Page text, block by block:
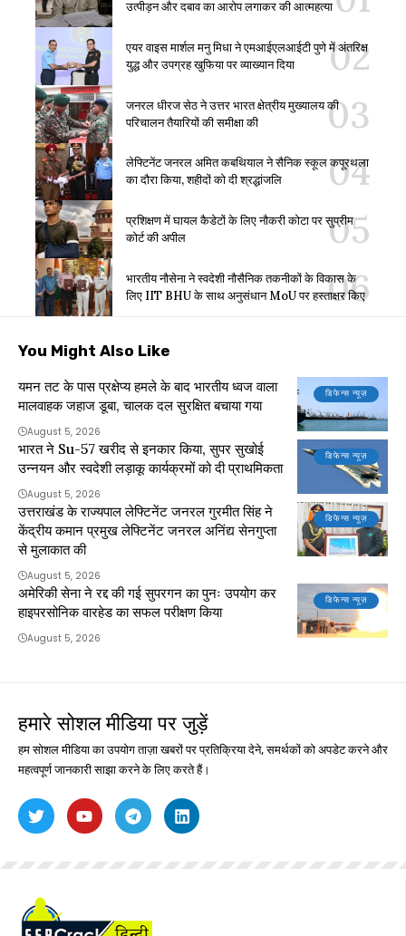
उत्पीड़न और दबाव का आरोप लगाकर की आत्महत्या
एयर वाइस मार्शल मनु मिधा ने एमआईएलआईटी पुणे में अंतरिक्ष
युद्ध और उपग्रह खुफिया पर व्याख्यान दिया
जनरल धीरज सेठ ने उत्तर भारत क्षेत्रीय मुख्यालय की
परिचालन तैयारियों की समीक्षा की
लेफ्टिनेंट जनरल अमित कबथियाल ने सैनिक स्कूल कपूरथला
का दौरा किया, शहीदों को दी श्रद्धांजलि
प्रशिक्षण में घायल कैडेटों के लिए नौकरी कोटा पर सुप्रीम
कोर्ट की अपील
भारतीय नौसेना ने स्वदेशी नौसैनिक तकनीकों के विकास के
लिए IIT BHU के साथ अनुसंधान MoU पर हस्ताक्षर किए
You Might Also Like
डिफेन्स न्यूज़
यमन तट के पास प्रक्षेप्य हमले के बाद भारतीय ध्वज वाला
मालवाहक जहाज डूबा, चालक दल सुरक्षित बचाया गया
August 5, 2026
डिफेन्स न्यूज़
भारत ने Su-57 खरीद से इनकार किया, सुपर सुखोई
उन्नयन और स्वदेशी लड़ाकू कार्यक्रमों को दी प्राथमिकता
August 5, 2026
डिफेन्स न्यूज़
उत्तराखंड के राज्यपाल लेफ्टिनेंट जनरल गुरमीत सिंह ने
केंद्रीय कमान प्रमुख लेफ्टिनेंट जनरल अनिंद्य सेनगुप्ता
से मुलाकात की
August 5, 2026
डिफेन्स न्यूज़
अमेरिकी सेना ने रद्द की गई सुपरगन का पुनः उपयोग कर
हाइपरसोनिक वारहेड का सफल परीक्षण किया
August 5, 2026
हमारे सोशल मीडिया पर जुड़ें
हम सोशल मीडिया का उपयोग ताज़ा खबरों पर प्रतिक्रिया देने, समर्थकों को अपडेट करने और
महत्वपूर्ण जानकारी साझा करने के लिए करते हैं।